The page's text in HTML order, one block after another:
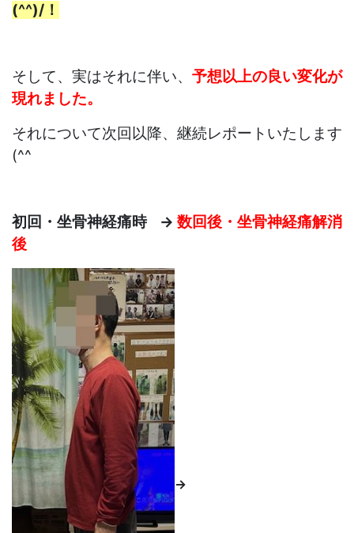
(^^)/！
そして、実はそれに伴い、 予想以上の良い変化が
現れました。
それについて次回以降、継続レポートいたします
(^^
初回・坐骨神経痛時 → 数回後・坐骨神経痛解消
後
→